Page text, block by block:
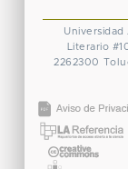
Literario
2262300